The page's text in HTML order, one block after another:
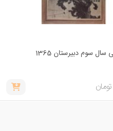
سوم دبیرستان 1365
تومان